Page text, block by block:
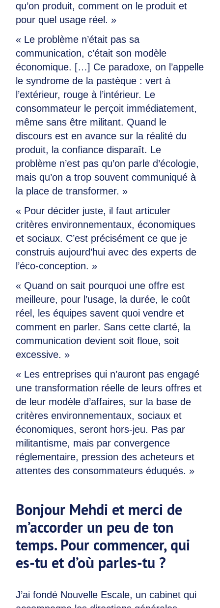
qu’on produit, comment on le produit et
pour quel usage réel. »
« Le problème n’était pas sa
communication, c’était son modèle
économique. […] Ce paradoxe, on l’appelle
le syndrome de la pastèque : vert à
l’extérieur, rouge à l’intérieur. Le
consommateur le perçoit immédiatement,
même sans être militant. Quand le
discours est en avance sur la réalité du
produit, la confiance disparaît. Le
problème n’est pas qu’on parle d’écologie,
mais qu’on a trop souvent communiqué à
la place de transformer. »
« Pour décider juste, il faut articuler
critères environnementaux, économiques
et sociaux. C’est précisément ce que je
construis aujourd’hui avec des experts de
l’éco-conception. »
« Quand on sait pourquoi une offre est
meilleure, pour l’usage, la durée, le coût
réel, les équipes savent quoi vendre et
comment en parler. Sans cette clarté, la
communication devient soit floue, soit
excessive. »
« Les entreprises qui n’auront pas engagé
une transformation réelle de leurs offres et
de leur modèle d’affaires, sur la base de
critères environnementaux, sociaux et
économiques, seront hors-jeu. Pas par
militantisme, mais par convergence
réglementaire, pression des acheteurs et
attentes des consommateurs éduqués. »
Bonjour Mehdi et merci de
m’accorder un peu de ton
temps. Pour commencer, qui
es-tu et d’où parles-tu ?
J’ai fondé Nouvelle Escale, un cabinet qui